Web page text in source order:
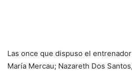
Las once que dispuso el
María Mercau; Nazareth Dos